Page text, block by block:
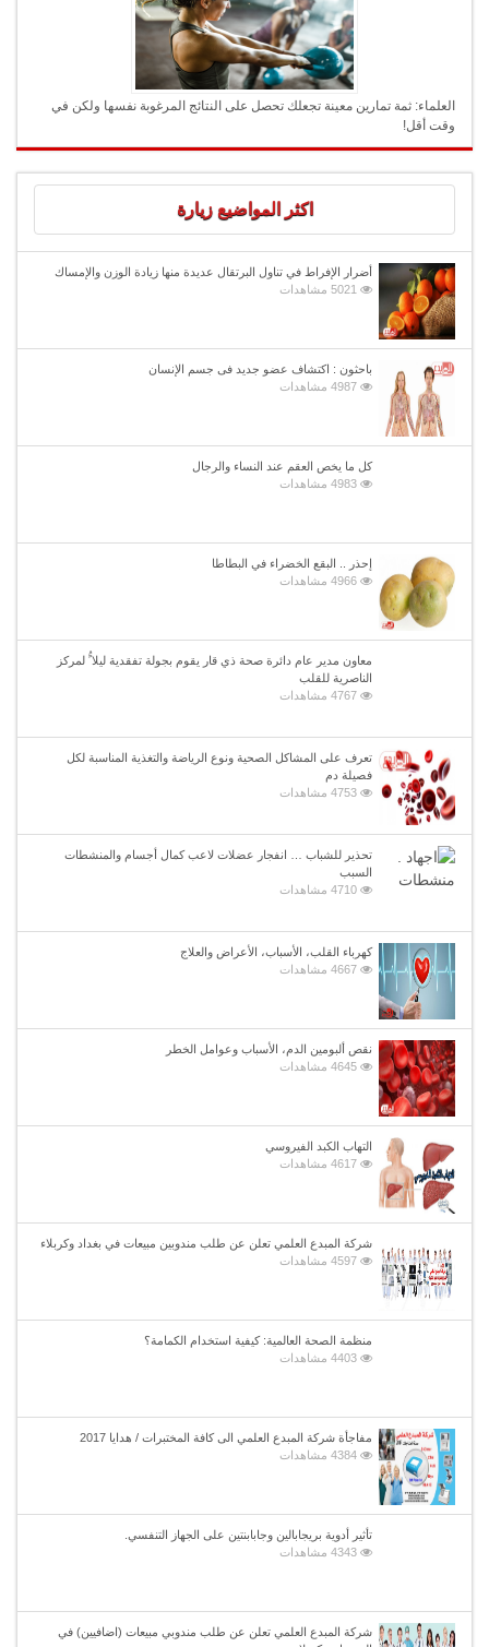
العلماء: ثمة تمارين معينة تجعلك تحصل على النتائج المرغوبة نفسها ولكن في
وقت أقل!
اكثر المواضيع زيارة
أضرار الإفراط في تناول البرتقال عديدة منها زيادة الوزن والإمساك
5021 مشاهدات
باحثون : اكتشاف عضو جديد فى جسم الإنسان
4987 مشاهدات
كل ما يخص العقم عند النساء والرجال
4983 مشاهدات
إحذر .. البقع الخضراء في البطاطا
4966 مشاهدات
معاون مدير عام دائرة صحة ذي قار يقوم بجولة تفقدية ليلا ًُ لمركز
الناصرية للقلب
4767 مشاهدات
تعرف على المشاكل الصحية ونوع الرياضة والتغذية المناسبة لكل
فصيلة دم
4753 مشاهدات
تحذير للشباب … انفجار عضلات لاعب كمال أجسام والمنشطات
السبب
4710 مشاهدات
كهرباء القلب، الأسباب، الأعراض والعلاج
4667 مشاهدات
نقص ألبومين الدم، الأسباب وعوامل الخطر
4645 مشاهدات
التهاب الكبد الفيروسي
4617 مشاهدات
شركة المبدع العلمي تعلن عن طلب مندوبين مبيعات في بغداد وكربلاء
4597 مشاهدات
منظمة الصحة العالمية: كيفية استخدام الكمامة؟
4403 مشاهدات
مفاجأة شركة المبدع العلمي الى كافة المختبرات / هدايا 2017
4384 مشاهدات
تأثير أدوية بريجابالين وجابابنتين على الجهاز التنفسي.
4343 مشاهدات
شركة المبدع العلمي تعلن عن طلب مندوبي مبيعات (اضافيين) في